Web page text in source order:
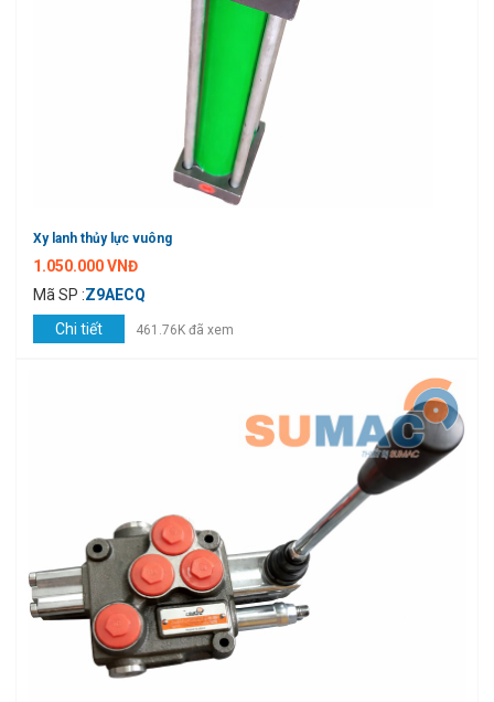
Xy lanh thủy lực vuông
1.050.000 VNĐ
Mã SP :Z9AECQ
Chi tiết
461.76K đã xem